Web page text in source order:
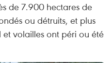
de 7.900 hectares de
ou détruits, et plus
volailles ont péri ou été